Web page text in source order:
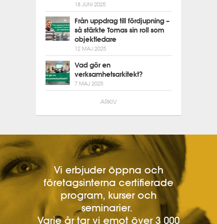
18 JUNI 2025
Från uppdrag till fördjupning –
så stärkte Tomas sin roll som
objektledare
12 MAJ 2025
Vad gör en
verksamhetsarkitekt?
7 MAJ 2025
ARKIV
Vi erbjuder öppna och
företagsinterna certifierade
program, kurser och
seminarier.
Varje år tar vi emot över 3 000